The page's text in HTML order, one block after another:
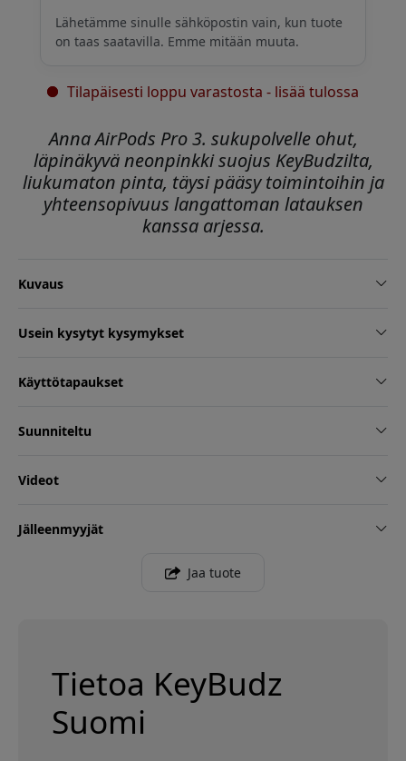
Lähetämme sinulle sähköpostin vain, kun tuote
on taas saatavilla. Emme mitään muuta.
Tilapäisesti loppu varastosta - lisää tulossa
Anna AirPods Pro 3. sukupolvelle ohut,
läpinäkyvä neonpinkki suojus KeyBudzilta,
liukumaton pinta, täysi pääsy toimintoihin ja
yhteensopivuus langattoman latauksen
kanssa arjessa.
Kuvaus
Usein kysytyt kysymykset
Käyttötapaukset
Suunniteltu
Videot
Jälleenmyyjät
Jaa tuote
Tietoa KeyBudz
Suomi